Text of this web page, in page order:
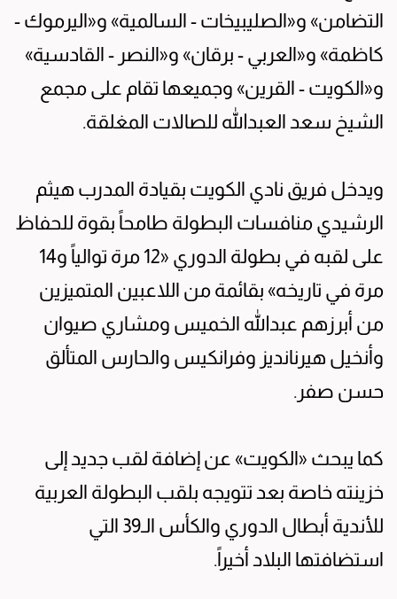
التضامن» و«الصليبيخات - السالمية» و«اليرموك -
كاظمة» و«العربي - برقان» و«النصر - القادسية»
و«الكويت - القرين» وجميعها تقام على مجمع
الشيخ سعد العبدالله للصالات المغلقة.
ويدخل فريق نادي الكويت بقيادة المدرب هيثم
الرشيدي منافسات البطولة طامحاً بقوة للحفاظ
على لقبه في بطولة الدوري «12 مرة توالياً و14
مرة في تاريخه» بقائمة من اللاعبين المتميزين
من أبرزهم عبدالله الخميس ومشاري صيوان
وأنخيل هيرنانديز وفرانكيس والحارس المتألق
حسن صفر.
كما يبحث «الكويت» عن إضافة لقب جديد إلى
خزينته خاصة بعد تتويجه بلقب البطولة العربية
للأندية أبطال الدوري والكأس الـ39 التي
استضافتها البلاد أخيراً.